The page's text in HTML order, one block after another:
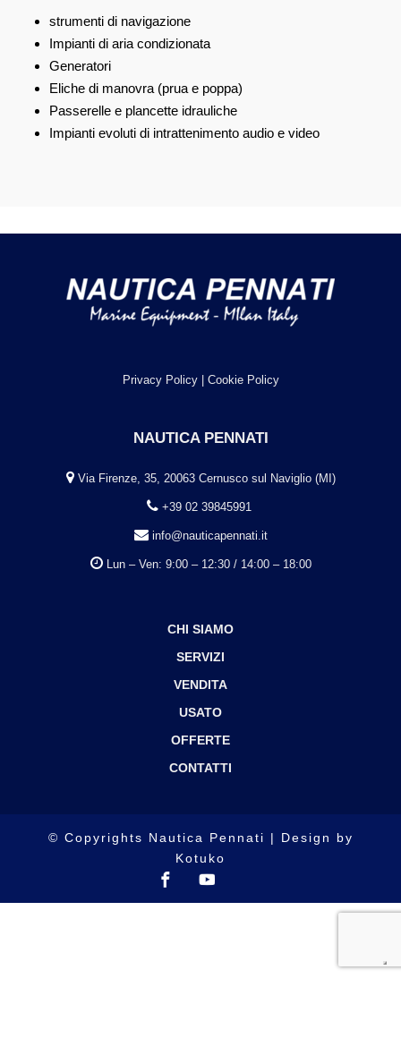
strumenti di navigazione
Impianti di aria condizionata
Generatori
Eliche di manovra (prua e poppa)
Passerelle e plancette idrauliche
Impianti evoluti di intrattenimento audio e video
Privacy Policy| Cookie Policy
NAUTICA PENNATI
Via Firenze, 35, 20063 Cernusco sul Naviglio (MI)
+39 02 39845991
info@nauticapennati.it
Lun – Ven: 9:00 – 12:30 / 14:00 – 18:00
CHI SIAMO
SERVIZI
VENDITA
USATO
OFFERTE
CONTATTI
© Copyrights Nautica Pennati | Design by
Kotuko